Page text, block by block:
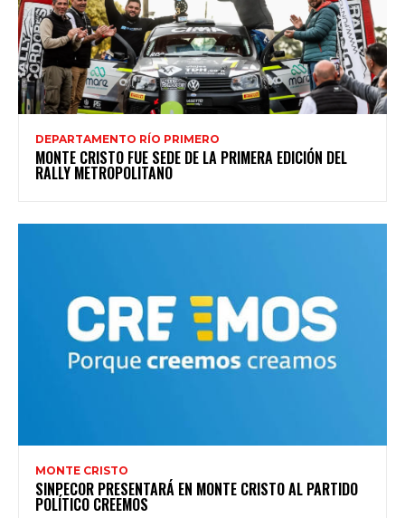
DEPARTAMENTO RÍO PRIMERO
MONTE CRISTO FUE SEDE DE LA PRIMERA EDICIÓN DEL
RALLY METROPOLITANO
MONTE CRISTO
SINPECOR PRESENTARÁ EN MONTE CRISTO AL PARTIDO
POLÍTICO CREEMOS